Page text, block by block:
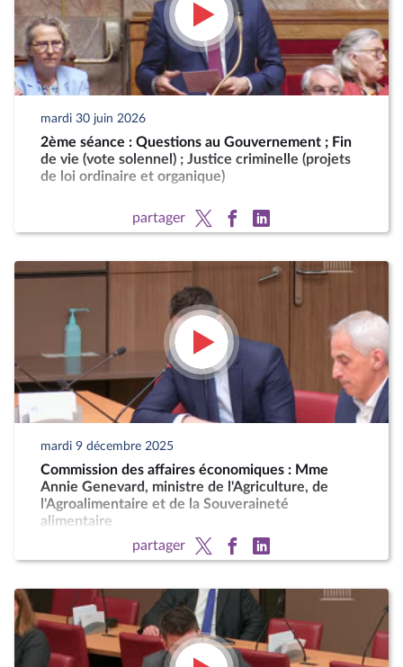
mardi 30 juin 2026
2ème séance : Questions au Gouvernement ; Fin
de vie (vote solennel) ; Justice criminelle (projets
de loi ordinaire et organique)
partager
mardi 9 décembre 2025
Commission des affaires économiques : Mme
Annie Genevard, ministre de l'Agriculture, de
l'Agroalimentaire et de la Souveraineté
alimentaire
partager